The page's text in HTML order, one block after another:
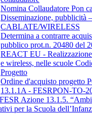
Nomina Collaudatore Pon
Disseminazione, pubblicità
CABLATE/WIRELESS
Determina a contrarre
pubblico prot.n. 20480 del
REACT EU -
e wireless, nelle scuole
Progetto
Ordine d'acquisto progetto
13.1.1A - FESRPON-TO-
Azione 13.1.5.
per la Scuola